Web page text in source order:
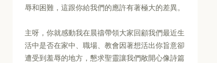
辱和困難，這跟你給我們的應許有著極大的差異。
主呀，你就感動我在晨禱帶領大家回顧我們最近生
活中是否在家中、職場、教會因著想活出你旨意卻
遭受到羞辱的地方，懇求聖靈讓我們敞開心像詩篇